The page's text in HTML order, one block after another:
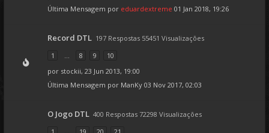
Última Mensagem por eduardextreme 01 Jan 2018, 19:26
Record DTL 197 Respostas 55451 Visualizações
1
... 8 9
10
por stockii, 23 Jun 2013, 19:00
Última Mensagem por ManKy 03 Nov 2017, 02:03
O Jogo DTL 400 Respostas 72298 Visualizações